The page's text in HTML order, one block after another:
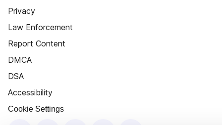
Privacy
Law Enforcement
Report Content
DMCA
DSA
Accessibility
Cookie Settings